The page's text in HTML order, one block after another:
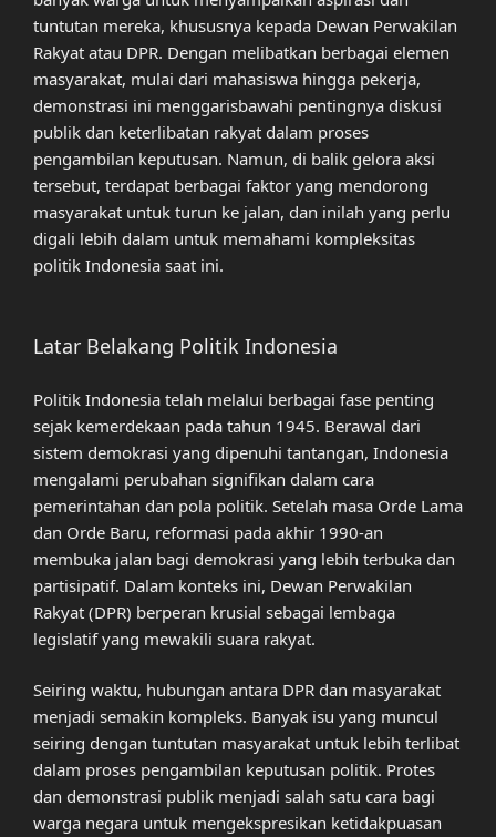
tuntutan mereka, khususnya kepada Dewan Perwakilan
Rakyat atau DPR. Dengan melibatkan berbagai elemen
masyarakat, mulai dari mahasiswa hingga pekerja,
demonstrasi ini menggarisbawahi pentingnya diskusi
publik dan keterlibatan rakyat dalam proses
pengambilan keputusan. Namun, di balik gelora aksi
tersebut, terdapat berbagai faktor yang mendorong
masyarakat untuk turun ke jalan, dan inilah yang perlu
digali lebih dalam untuk memahami kompleksitas
politik Indonesia saat ini.
Latar Belakang Politik Indonesia
Politik Indonesia telah melalui berbagai fase penting
sejak kemerdekaan pada tahun 1945. Berawal dari
sistem demokrasi yang dipenuhi tantangan, Indonesia
mengalami perubahan signifikan dalam cara
pemerintahan dan pola politik. Setelah masa Orde Lama
dan Orde Baru, reformasi pada akhir 1990-an
membuka jalan bagi demokrasi yang lebih terbuka dan
partisipatif. Dalam konteks ini, Dewan Perwakilan
Rakyat (DPR) berperan krusial sebagai lembaga
legislatif yang mewakili suara rakyat.
Seiring waktu, hubungan antara DPR dan masyarakat
menjadi semakin kompleks. Banyak isu yang muncul
seiring dengan tuntutan masyarakat untuk lebih terlibat
dalam proses pengambilan keputusan politik. Protes
dan demonstrasi publik menjadi salah satu cara bagi
warga negara untuk mengekspresikan ketidakpuasan